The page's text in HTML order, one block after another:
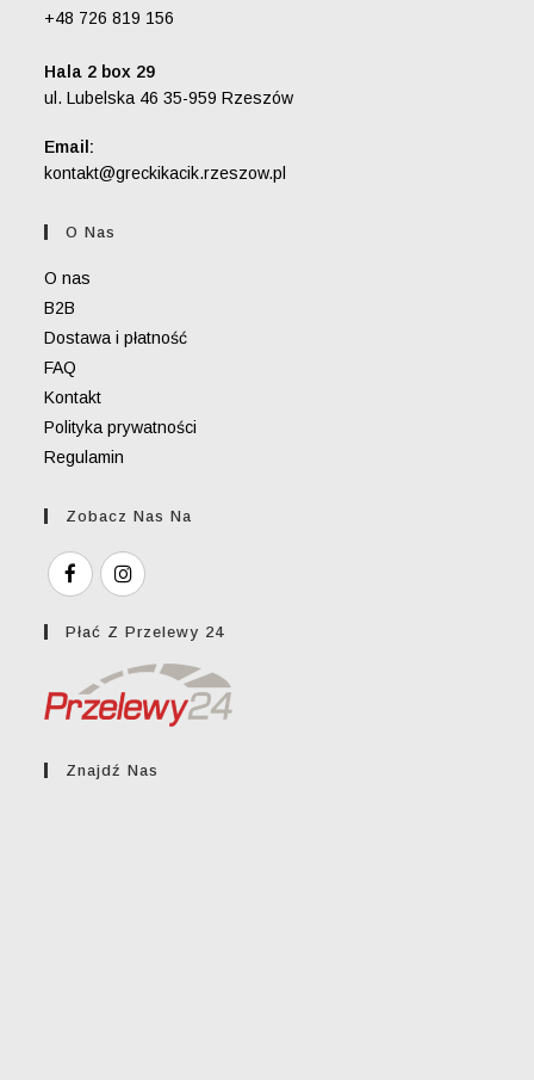
+48 726 819 156
Hala 2 box 29
ul. Lubelska 46 35-959 Rzeszów
Email:
kontakt@greckikacik.rzeszow.pl
O Nas
O nas
B2B
Dostawa i płatność
FAQ
Kontakt
Polityka prywatności
Regulamin
Zobacz Nas Na
Płać Z Przelewy 24
Znajdź Nas